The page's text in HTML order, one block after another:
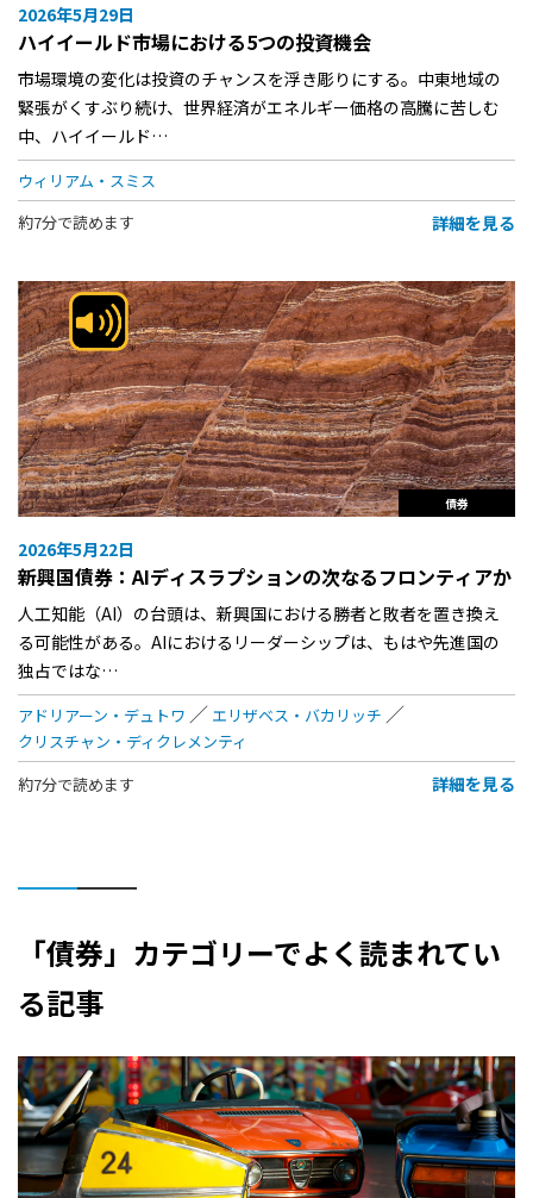
2026年5月29日
ハイイールド市場における5つの投資機会
市場環境の変化は投資のチャンスを浮き彫りにする。中東地域の
緊張がくすぶり続け、世界経済がエネルギー価格の高騰に苦しむ
中、ハイイールド…
ウィリアム・スミス
約7分で読めます
詳細を見る
債券
2026年5月22日
新興国債券：AIディスラプションの次なるフロンティアか
人工知能（AI）の台頭は、新興国における勝者と敗者を置き換え
る可能性がある。AIにおけるリーダーシップは、もはや先進国の
独占ではな…
アドリアーン・デュトワ
エリザベス・バカリッチ
クリスチャン・ディクレメンティ
約7分で読めます
詳細を見る
「債券」カテゴリーでよく読まれてい
る記事